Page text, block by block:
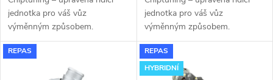
k
t
u
k
jednotka pro váš vůz
výměnným způsobem.
jednotka pro váš vůz
výměnným způsobem.
REPAS
REPAS
HYBRIDNÍ